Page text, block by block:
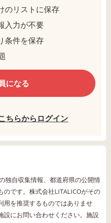
のリストに保存
入力が不要
条件を保存
になる
ちらからログイン
独自収集情報、都道府県の公開情
です。株式会社LITALICOがその
用を推奨するものではありませ
設にお問い合わせください。施設